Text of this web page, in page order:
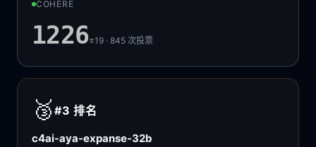
COHERE
1226±19 · 845次投票
🥉 #3排名
c4ai-aya-expanse-32b